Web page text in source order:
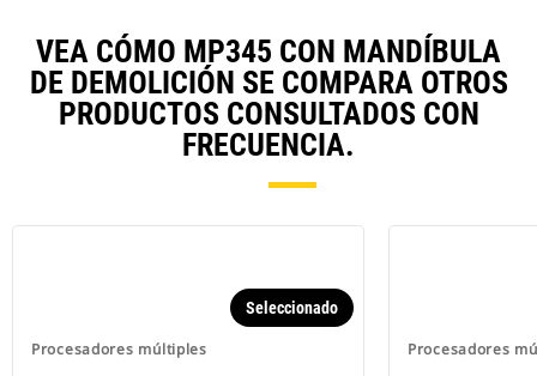
VEA CÓMO MP345 CON MANDÍBULA
DE DEMOLICIÓN SE COMPARA OTROS
PRODUCTOS CONSULTADOS CON
FRECUENCIA.
Procesadores múltiples
Seleccionado
Procesadores